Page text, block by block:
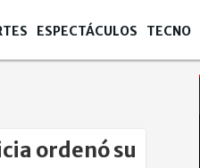
ESPECTÁCULOS TECNO
ordenó su